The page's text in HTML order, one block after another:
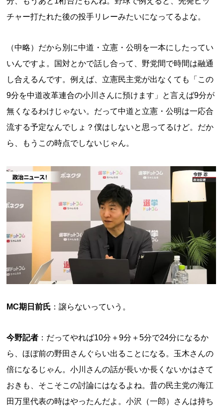
チャー打たれた後の投手リレーみたいになってるよな。
（中略）だから別に中道・立憲・公明を一本にしたってい
いんですよ。国対とかで話し合って、野党間で時間は融通
し合えるんです。例えば、立憲民主党が出なくても「この
9分を中道改革連合の小川さんに預けます」と言えば9分が
無くなるわけじゃない。だって中道と立憲・公明は一応合
流する予定なんでしょ？僕はしないと思ってるけど。だか
ら、もうこの時点でしないじゃん。
MC期日前氏 ：譲らないっていう。
今野記者 ：だってやれば10分＋9分＋5分で24分になるか
ら、ほぼ前の野田さんぐらい出ることになる。玉木さんの
倍になるじゃん。小川さんの話が長いか長くないかはさて
おきも、そこそこの討論にはなるよね。昔の民主党の海江
田万里代表の時はやったんだよ。小沢（一郎）さんは持ち